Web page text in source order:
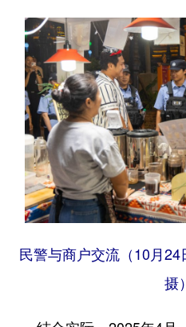
民警与商户交流（10月
摄）